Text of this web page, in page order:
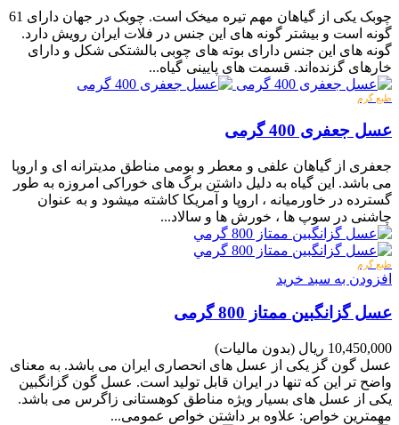
چوبک یکی از گیاهان مهم تیره میخک است. چوبک در جهان دارای 61
گونه است و بیشتر گونه های این جنس در فلات ایران رویش دارد.
گونه های این جنس دارای بوته های چوبی بالشتکی شکل و دارای
خارهای گزنده‌اند. قسمت های پایینی گیاه...
طبع گرم
عسل جعفری 400 گرمی
جعفری از گیاهان علفی و معطر و بومی مناطق مدیترانه ای و اروپا
می باشد. این گیاه به دلیل داشتن برگ های خوراکی امروزه به طور
گسترده در خاورمیانه ، اروپا و آمریکا کاشته میشود و به عنوان
چاشنی در سوپ ها ، خورش ها و سالاد...
طبع گرم
افزودن به سبد خرید
عسل گزانگبین ممتاز 800 گرمی
10,450,000 ریال
(بدون مالیات)
عسل گون گز یکی از عسل های انحصاری ایران می باشد. به معنای
واضح تر این که تنها در ایران قابل تولید است. عسل گون گزانگبین
یکی از عسل های بسیار ویژه مناطق کوهستانی زاگرس می باشد.
مهمترین خواص: علاوه بر داشتن خواص عمومی...